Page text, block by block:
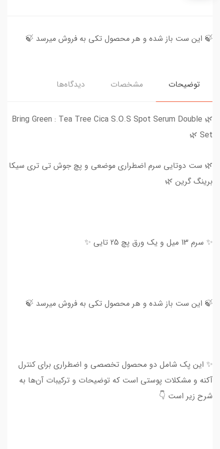
🍃 این ست باز شده و هر محصول تکی به فروش میرسد 🍃
توضیحات مشخصات دیدگاه‌ها
🌿 Bring Green : Tea Tree Cica S.O.S Spot Serum Double
Set 🌿
🌿 ست دوتایی سرم اضطراری موضعی و پچ جوش تی تری سیکا
برینگ گرین 🌿
✨ سرم 13 میل و یک ورق پچ 25 تایی ✨
🍃 این ست باز شده و هر محصول تکی به فروش میرسد 🍃
✨ این پک شامل دو محصول تخصصی و اضطراری برای کنترل
آکنه و مشکلات پوستی است که توضیحات و ترکیبات آن‌ها به
شرح زیر است 👇